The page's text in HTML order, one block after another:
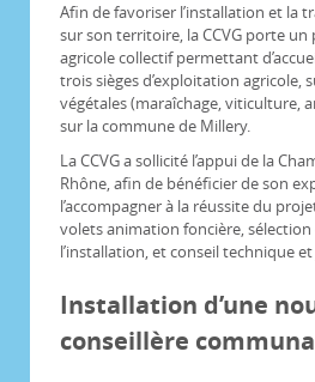
Afin de favoriser l’installation et la
sur son territoire, la CCVG porte
agricole collectif permettant
trois sièges d’exploitation agricole,
végétales (maraîchage, viticulture,
sur la commune de Millery.
La CCVG a sollicité l’appui de la
Rhône, afin de bénéficier de son
l’accompagner à la réussite du
volets animation foncière, sélection
l’installation, et conseil technique
Installation d’une
conseillère